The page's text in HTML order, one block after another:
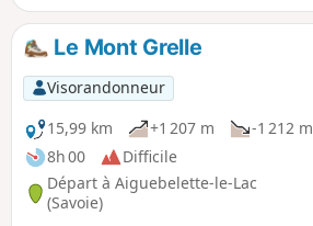
Le Mont Grelle
Visorandonneur
15,99 km
+1 207 m
-1 212 m
8h 00
Difficile
Départ à Aiguebelette-le-Lac
(Savoie)